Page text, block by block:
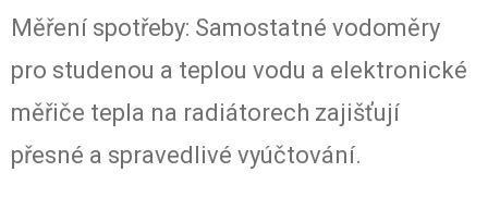
Měření spotřeby: Samostatné vodoměry
pro studenou a teplou vodu a elektronické
měřiče tepla na radiátorech zajišťují
přesné a spravedlivé vyúčtování.